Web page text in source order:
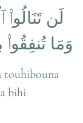
لَن
وَمَا
touĥibouna
bihi